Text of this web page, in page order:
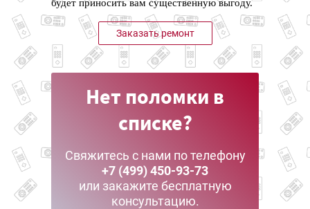
будет приносить вам существенную выгоду.
Заказать ремонт
Нет поломки в
списке?
Свяжитесь с нами по телефону
+7 (499) 450-93-73
или закажите бесплатную
консультацию.